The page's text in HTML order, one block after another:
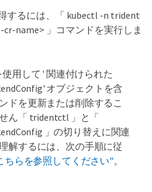
するには、「 kubectl -n trident
cr-name> 」コマンドを実行しま
用して ' 関連付けられた
オブジェクトを含
ドを更新または削除するこ
ん「 tridentctl 」と「
」の切り替えに関連
解するには、次の手順に従
ちらを参照してください"。